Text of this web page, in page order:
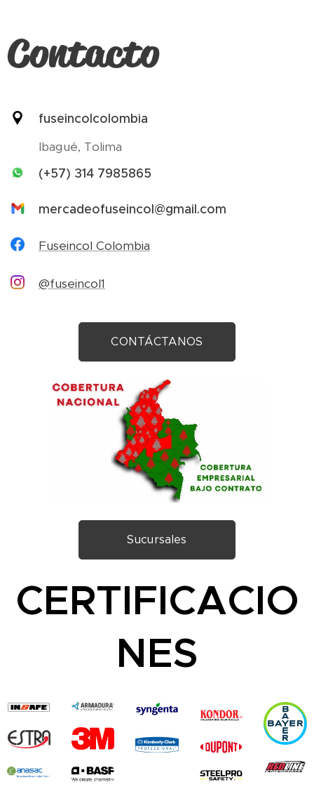
Contacto
fuseincolcolombia
Ibagué, Tolima
(+57) 314 7985865
mercadeofuseincol@gmail.com
Fuseincol Colombia
@fuseincol1
CONTÁCTANOS
Sucursales
CERTIFICACIO
NES